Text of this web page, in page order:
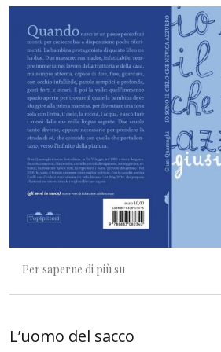
Per saperne di più su
L’uomo del sacco